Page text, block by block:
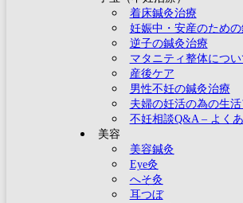
着床鍼灸治療
妊娠中・安産のため
逆子の鍼灸治療
マタニティ整体につい
産後ケア
男性不妊の鍼灸治療
夫婦の妊活の為の生
不妊相談Q&A – よく
美容
美容鍼灸
Eye灸
へそ灸
耳つぼ